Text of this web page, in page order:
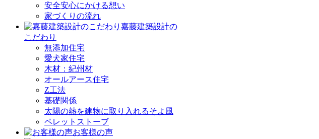
安全安心にかける想い
家づくりの流れ
嘉藤建築設計の
こだわり
無添加住宅
愛犬家住宅
木材：紀州材
オールアース住宅
Z工法
基礎関係
太陽の熱を建物に取り入れるそよ風
ペレットストーブ
お客様の声